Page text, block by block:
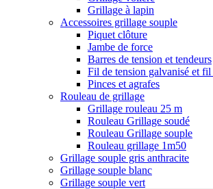
Grillage à lapin
Accessoires grillage souple
Piquet clôture
Jambe de force
Barres de tension et tendeurs
Fil de tension galvanisé et fil
Pinces et agrafes
Rouleau de grillage
Grillage rouleau 25 m
Rouleau Grillage soudé
Rouleau Grillage souple
Rouleau grillage 1m50
Grillage souple gris anthracite
Grillage souple blanc
Grillage souple vert